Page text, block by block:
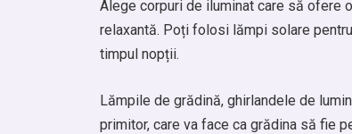
Alege corpuri de iluminat care să ofere
relaxantă. Poți folosi lămpi solare
timpul nopții.
Lămpile de grădină, ghirlandele de
primitor, care va face ca grădina să fie